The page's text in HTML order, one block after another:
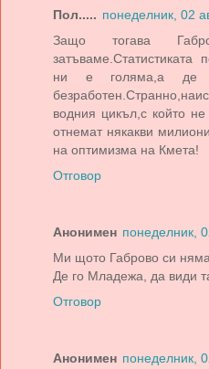
Пол..... понеделник, 02
Защо тогава
затъваме.Статистиката
ни е голяма,а де
водния цикъл,с който
отнемат някакви
на оптимизма на Кмета!
Отговор
Анонимен понеделник,
Ми щото Габрово си
Де го Младежа, да види
Отговор
Анонимен понеделник,